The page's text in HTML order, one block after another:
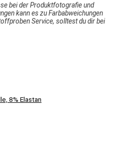
bei der Produktfotografie und
kann es zu Farbabweichungen
Service, solltest du dir bei
8% Elastan